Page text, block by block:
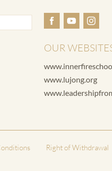
OUR
www.lujong.org
Right of Withdrawal